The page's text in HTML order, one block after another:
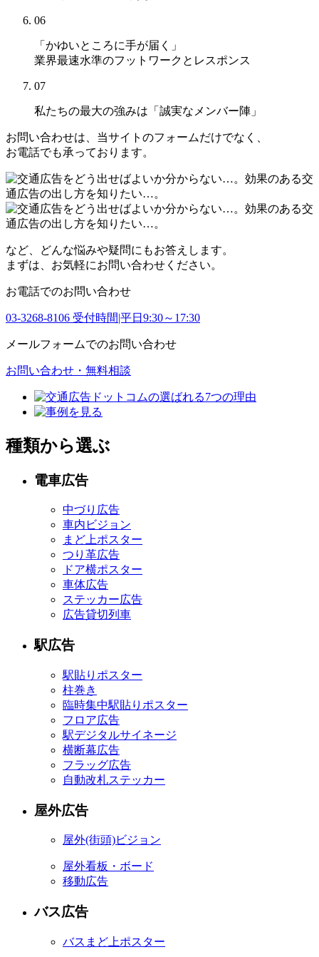
06
「かゆいところに手が届く」
業界最速水準のフットワークとレスポンス
07
私たちの最大の強みは 「誠実なメンバー陣」
お問い合わせは、当サイトのフォームだけでなく、
お電話でも承っております。
など、どんな悩みや疑問にもお答えします。
まずは、お気軽にお問い合わせください。
お電話でのお問い合わせ
03-3268-8106 受付時間|平日9:30～17:30
メールフォームでのお問い合わせ
お問い合わせ・無料相談
種類から選ぶ
電車広告
中づり広告
車内ビジョン
まど上ポスター
つり革広告
ドア横ポスター
車体広告
ステッカー広告
広告貸切列車
駅広告
駅貼りポスター
柱巻き
臨時集中駅貼りポスター
フロア広告
駅デジタルサイネージ
横断幕広告
フラッグ広告
自動改札ステッカー
屋外広告
屋外(街頭)ビジョン
屋外看板・ボード
移動広告
バス広告
バスまど上ポスター